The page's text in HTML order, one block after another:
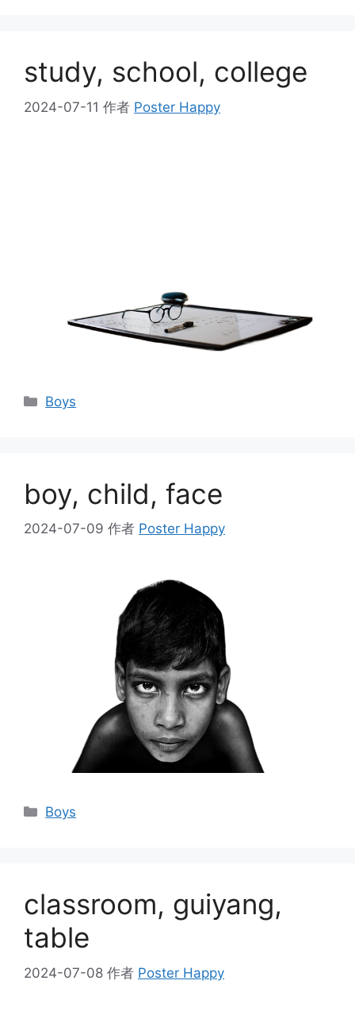
study, school, college
2024-07-11 作者 Poster Happy
分
Boys
boy, child, face
2024-07-09 作者 Poster Happy
分
Boys
classroom, guiyang,
table
2024-07-08 作者 Poster Happy